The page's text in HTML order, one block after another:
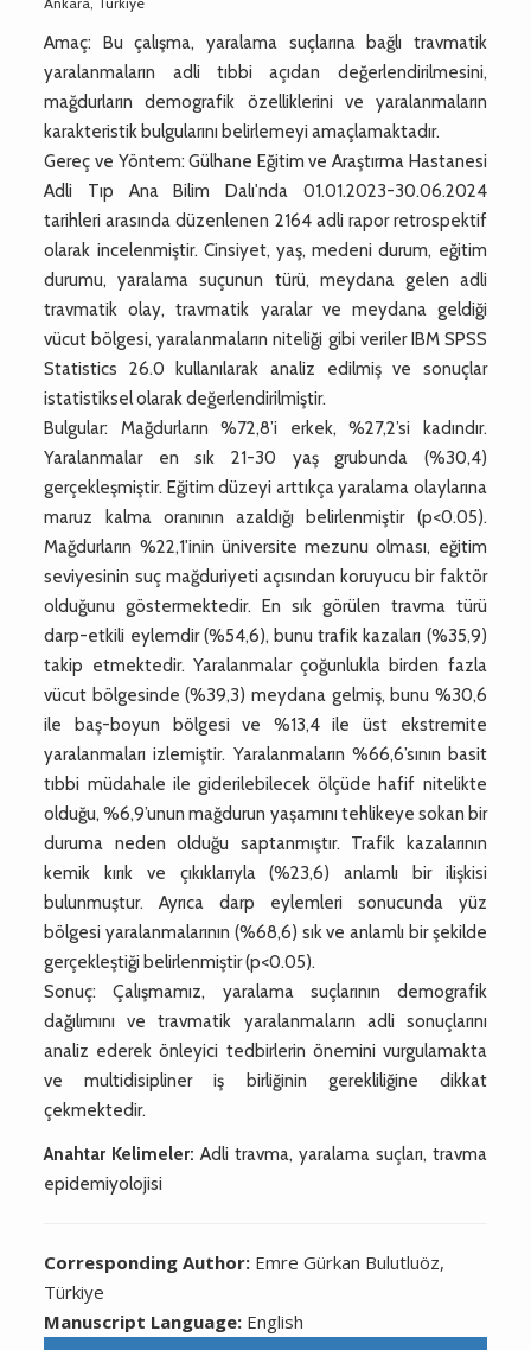
Amaç: Bu çalışma, yaralama suçlarına bağlı travmatik
yaralanmaların adli tıbbi açıdan değerlendirilmesini,
mağdurların demografik özelliklerini ve yaralanmaların
karakteristik bulgularını belirlemeyi amaçlamaktadır.
Gereç ve Yöntem: Gülhane Eğitim ve Araştırma Hastanesi
Adli Tıp Ana Bilim Dalı'nda 01.01.2023-30.06.2024
tarihleri arasında düzenlenen 2164 adli rapor retrospektif
olarak incelenmiştir. Cinsiyet, yaş, medeni durum, eğitim
durumu, yaralama suçunun türü, meydana gelen adli
travmatik olay, travmatik yaralar ve meydana geldiği
vücut bölgesi, yaralanmaların niteliği gibi veriler IBM SPSS
Statistics 26.0 kullanılarak analiz edilmiş ve sonuçlar
istatistiksel olarak değerlendirilmiştir.
Bulgular: Mağdurların %72,8’i erkek, %27,2’si kadındır.
Yaralanmalar en sık 21-30 yaş grubunda (%30,4)
gerçekleşmiştir. Eğitim düzeyi arttıkça yaralama olaylarına
maruz kalma oranının azaldığı belirlenmiştir (p<0.05).
Mağdurların %22,1'inin üniversite mezunu olması, eğitim
seviyesinin suç mağduriyeti açısından koruyucu bir faktör
olduğunu göstermektedir. En sık görülen travma türü
darp-etkili eylemdir (%54,6), bunu trafik kazaları (%35,9)
takip etmektedir. Yaralanmalar çoğunlukla birden fazla
vücut bölgesinde (%39,3) meydana gelmiş, bunu %30,6
ile baş-boyun bölgesi ve %13,4 ile üst ekstremite
yaralanmaları izlemiştir. Yaralanmaların %66,6’sının basit
tıbbi müdahale ile giderilebilecek ölçüde hafif nitelikte
olduğu, %6,9’unun mağdurun yaşamını tehlikeye sokan bir
duruma neden olduğu saptanmıştır. Trafik kazalarının
kemik kırık ve çıkıklarıyla (%23,6) anlamlı bir ilişkisi
bulunmuştur. Ayrıca darp eylemleri sonucunda yüz
bölgesi yaralanmalarının (%68,6) sık ve anlamlı bir şekilde
gerçekleştiği belirlenmiştir (p<0.05).
Sonuç: Çalışmamız, yaralama suçlarının demografik
dağılımını ve travmatik yaralanmaların adli sonuçlarını
analiz ederek önleyici tedbirlerin önemini vurgulamakta
ve multidisipliner iş birliğinin gerekliliğine dikkat
çekmektedir.
Anahtar Kelimeler: Adli travma, yaralama suçları, travma
epidemiyolojisi
Corresponding Author: Emre Gürkan Bulutluöz,
Türkiye
Manuscript Language: English